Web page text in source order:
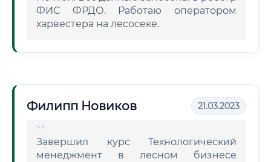
ФИС ФРДО. Работаю оператором
харвестера на лесосеке.
Филипп Новиков 21.03.2023
Завершил курс Технологический
менеджмент в лесном бизнесе